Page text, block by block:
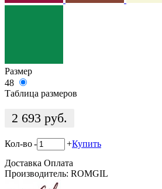
Размер
48
Таблица размеров
2 693 руб.
Кол-во- +Купить
Доставка Оплата
Производитель: ROMGIL